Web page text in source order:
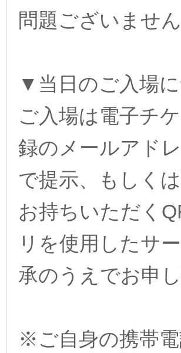
問題ございません
▼当日のご入場
ご入場は電子チ
録のメールアド
で提示、もしく
お持ちいただく
リを使用したサ
承のうえでお申
※ご自身の携帯